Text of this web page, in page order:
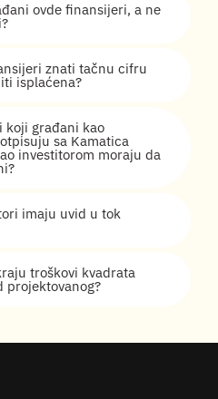
ovde finansijeri, a ne
znati tačnu cifru
isplaćena?
koji građani kao
sa Kamatica
investitorom moraju da
imaju uvid u tok
troškovi kvadrata
projektovanog?